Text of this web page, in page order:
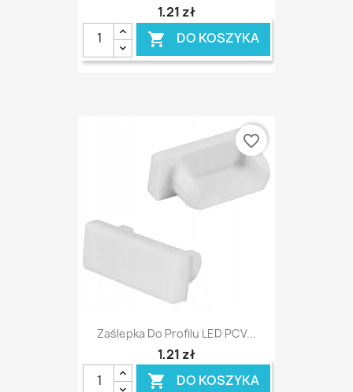
1,21 zł
 DO KOSZYKA
Zaślepka Do Profilu LED PCV...
1,21 zł
 DO KOSZYKA
favorite_border